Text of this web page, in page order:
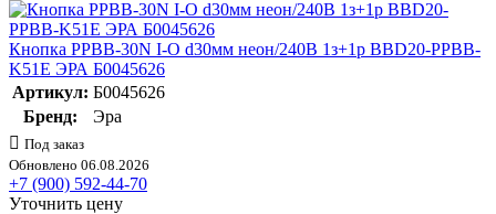
Кнопка PPBB-30N I-O d30мм неон/240В 1з+1р BBD20-PPBB-
K51E ЭРА Б0045626
Артикул: Б0045626
Бренд:
Эра
Под заказ
Обновлено 06.08.2026
+7 (900) 592-44-70
Уточнить цену